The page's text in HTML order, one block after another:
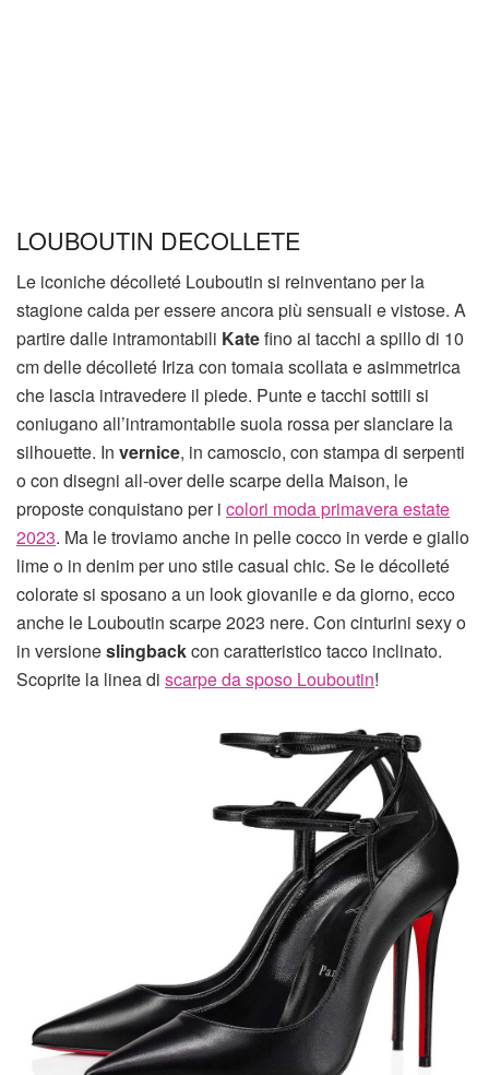
LOUBOUTIN DECOLLETE
Le iconiche décolleté Louboutin si reinventano per la
stagione calda per essere ancora più sensuali e vistose. A
partire dalle intramontabili Katefino ai tacchi a spillo di 10
cm delle décolleté Iriza con tomaia scollata e asimmetrica
che lascia intravedere il piede. Punte e tacchi sottili si
coniugano all’intramontabile suola rossa per slanciare la
silhouette. In vernice, in camoscio, con stampa di serpenti
o con disegni all-over delle scarpe della Maison, le
proposte conquistano per i colori moda primavera estate
2023. Ma le troviamo anche in pelle cocco in verde e giallo
lime o in denim per uno stile casual chic. Se le décolleté
colorate si sposano a un look giovanile e da giorno, ecco
anche le Louboutin scarpe 2023 nere. Con cinturini sexy o
in versioneslingbackcon caratteristico tacco inclinato.
Scoprite la linea di scarpe da sposo Louboutin!